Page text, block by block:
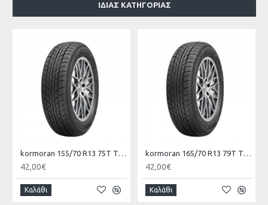
ΊΔΙΑΣ ΚΑΤΗΓΟΡΊΑΣ
kormoran 155/70 R13 75T TL ROAD KO
42,00€
Καλάθι
kormoran 165/70 R13 79T TL ROAD KO
42,00€
Καλάθι